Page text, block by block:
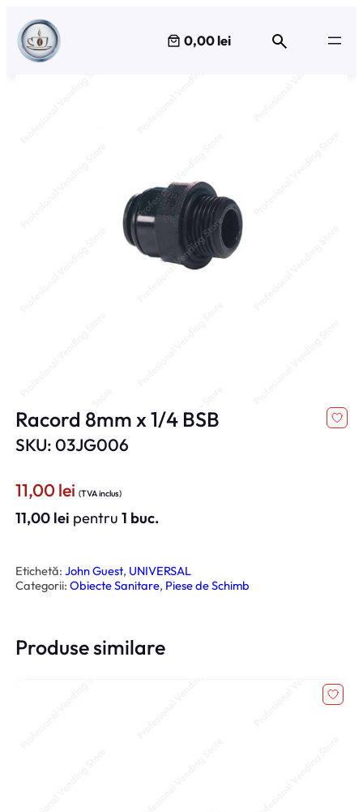
Sari
conținut
0,00 lei
Racord 8mm x 1/4 BSB
SKU: 03JG006
11,00lei (TVA inclus)
11,00 lei pentru1 buc.
Etichetă:John Guest, UNIVERSAL
Categorii:Obiecte Sanitare, Piese de Schimb
Produse similare